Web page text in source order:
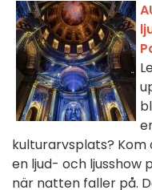
kulturarvsplats? Kom
en ljud- och ljusshow
när natten faller på.